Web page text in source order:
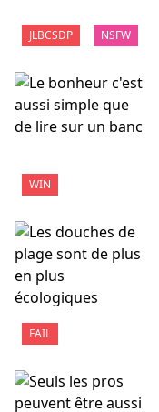
JLBCSDP NSFW
WIN
FAIL